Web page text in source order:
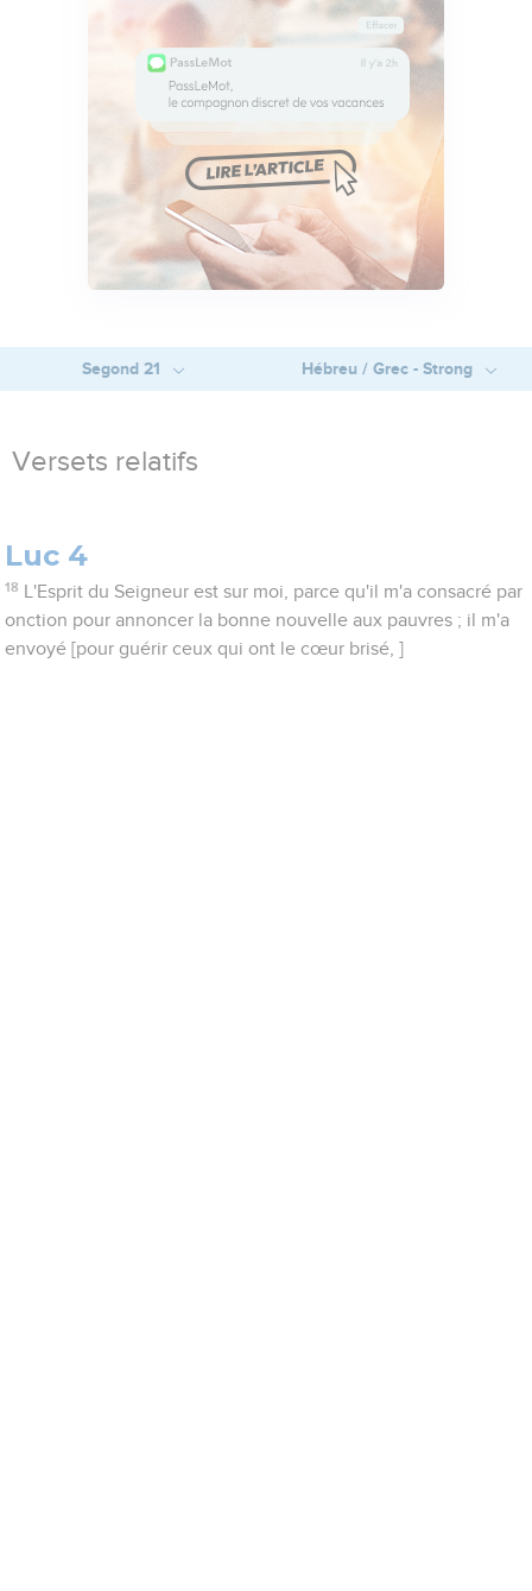
Segond 21 Hébreu / Grec - Strong
Versets relatifs
Luc 4
18
L'Esprit du Seigneur est sur moi, parce qu'il m'a consacré par
onction pour annoncer la bonne nouvelle aux pauvres ; il m'a
envoyé [pour guérir ceux qui ont le cœur brisé, ]